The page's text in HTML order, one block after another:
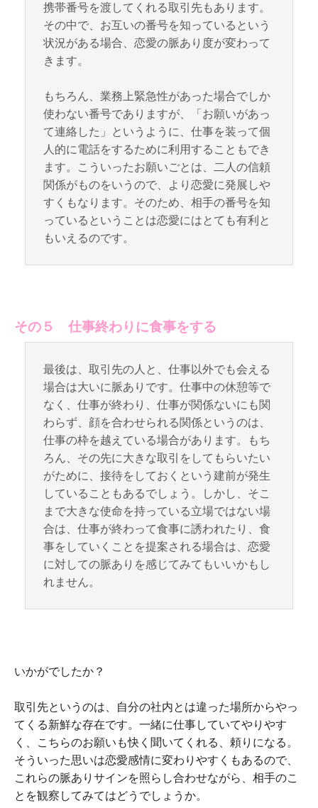
携帯番号を渡してくれる取引先もあります。
その中で、お互いの番号を知っているという
状況がある場合、恋愛の脈あり度が変わって
きます。
もちろん、業務上緊急性があった場合でしか
使わない番号でありますが、「お願いがあっ
て連絡した」というように、仕事を装って個
人的に電話をするために利用することもでき
ます。こういったお願いごとは、二人の信頼
関係がものをいうので、より恋愛に発展しや
すくもなります。そのため、相手の番号を知
っているということは恋愛にはとても有利と
もいえるのです。
その５ 仕事終わりに食事をする
最後は、取引先の人と、仕事以外でも会える
場合は大いに脈ありです。仕事中の休憩等で
なく、仕事が終わり、仕事が関係ないにも関
わらず、顔を合わせられる関係というのは、
仕事の枠を越えている場合があります。もち
ろん、その先に大きな取引をしてもらいたい
がために、接待をしておくという建前が発生
していることもあるでしょう。しかし、そこ
まで大きな使命を持っている立場ではない場
合は、仕事が終わって食事に誘われたり、食
事をしていくことを提案される場合は、恋愛
に対しての脈ありを感じてみてもいいかもし
れません。
いかがでしたか？
取引先というのは、自分の社内とは違った場所からやっ
てくる新鮮な存在です。一緒に仕事していてやりやす
く、こちらのお願いも快く聞いてくれる、頼りになる。
そういった思いは恋愛感情に変わりやすくもあるので、
これらの脈ありサインを照らし合わせながら、相手のこ
とを観察してみてはどうでしょうか。